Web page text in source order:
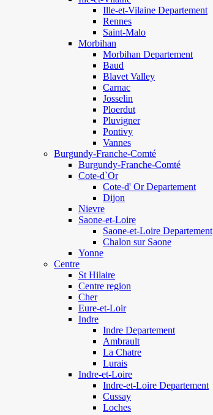
Ille-et-Vilaine Departement
Rennes
Saint-Malo
Morbihan
Morbihan Departement
Baud
Blavet Valley
Carnac
Josselin
Ploerdut
Pluvigner
Pontivy
Vannes
Burgundy-Franche-Comté
Burgundy-Franche-Comté
Cote-d`Or
Cote-d' Or Departement
Dijon
Nievre
Saone-et-Loire
Saone-et-Loire Departement
Chalon sur Saone
Yonne
Centre
St Hilaire
Centre region
Cher
Eure-et-Loir
Indre
Indre Departement
Ambrault
La Chatre
Lurais
Indre-et-Loire
Indre-et-Loire Departement
Cussay
Loches